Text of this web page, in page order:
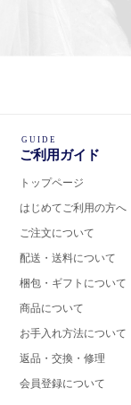
GUIDE
ご利用ガイド
トップページ
はじめてご利用の方へ
ご注文について
配送・送料について
梱包・ギフトについて
商品について
お手入れ方法について
返品・交換・修理
会員登録について